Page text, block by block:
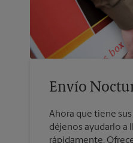
Envío
Ahora que tiene
déjenos ayudarlo a
rápidamente.